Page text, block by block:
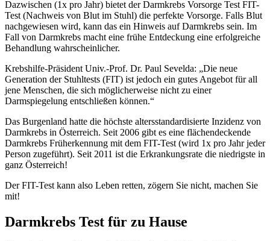
Dazwischen (1x pro Jahr) bietet der Darmkrebs Vorsorge Test FIT-
Test (Nachweis von Blut im Stuhl) die perfekte Vorsorge. Falls Blut
nachgewiesen wird, kann das ein Hinweis auf Darmkrebs sein. Im
Fall von Darmkrebs macht eine frühe Entdeckung eine erfolgreiche
Behandlung wahrscheinlicher.
Krebshilfe-Präsident Univ.-Prof. Dr. Paul Sevelda: „Die neue
Generation der Stuhltests (FIT) ist jedoch ein gutes Angebot für all
jene Menschen, die sich möglicherweise nicht zu einer
Darmspiegelung entschließen können.“
Das Burgenland hatte die höchste altersstandardisierte Inzidenz von
Darmkrebs in Österreich. Seit 2006 gibt es eine flächendeckende
Darmkrebs Früherkennung mit dem FIT-Test (wird 1x pro Jahr jeder
Person zugeführt). Seit 2011 ist die Erkrankungsrate die niedrigste in
ganz Österreich!
Der FIT-Test kann also Leben retten, zögern Sie nicht, machen Sie
mit!
Darmkrebs Test für zu Hause